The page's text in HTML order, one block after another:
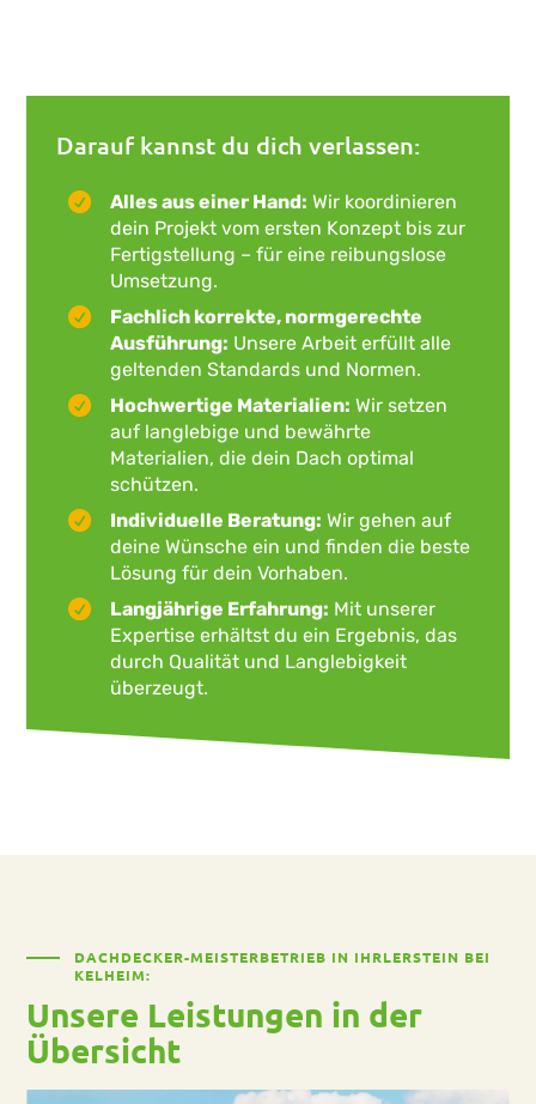
Darauf kannst du dich verlassen:
Alles aus einer Hand: Wir koordinieren
dein Projekt vom ersten Konzept bis zur
Fertigstellung – für eine reibungslose
Umsetzung.
Fachlich korrekte, normgerechte
Ausführung: Unsere Arbeit erfüllt alle
geltenden Standards und Normen.
Hochwertige Materialien: Wir setzen
auf langlebige und bewährte
Materialien, die dein Dach optimal
schützen.
Individuelle Beratung: Wir gehen auf
deine Wünsche ein und finden die beste
Lösung für dein Vorhaben.
Langjährige Erfahrung: Mit unserer
Expertise erhältst du ein Ergebnis, das
durch Qualität und Langlebigkeit
überzeugt.
DACHDECKER-MEISTERBETRIEB IN IHRLERSTEIN BEI
KELHEIM:
Unsere Leistungen in der
Übersicht